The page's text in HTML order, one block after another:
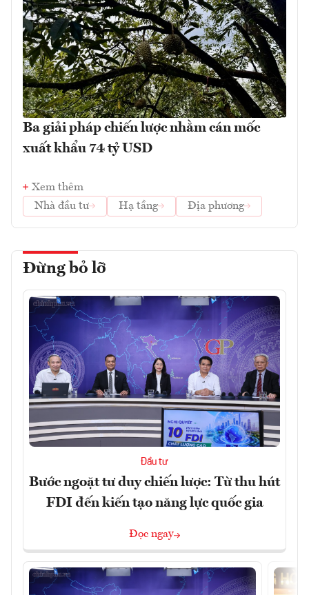
Ba giải pháp chiến lược nhằm cán mốc
xuất khẩu 74 tỷ USD
Xem thêm
Nhà đầu tư
Hạ tầng Địa phương
Đừng bỏ lỡ
Đầu tư
Bước ngoặt tư duy chiến lược: Từ thu hút
FDI đến kiến tạo năng lực quốc gia
Đọc ngay